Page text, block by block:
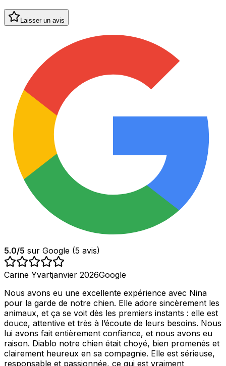
Laisser un avis
5.0/5 sur Google (5 avis)
Carine Yvartjanvier 2026Google
Nous avons eu une excellente expérience avec Nina
pour la garde de notre chien. Elle adore sincèrement les
animaux, et ça se voit dès les premiers instants : elle est
douce, attentive et très à l’écoute de leurs besoins. Nous
lui avons fait entièrement confiance, et nous avons eu
raison. Diablo notre chien était choyé, bien promenés et
clairement heureux en sa compagnie. Elle est sérieuse,
responsable et passionnée, ce qui est vraiment